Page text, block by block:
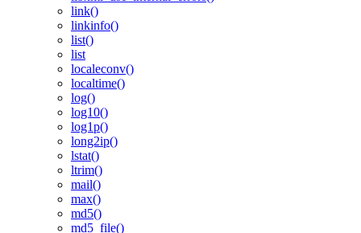
link()
linkinfo()
list()
list
localeconv()
localtime()
log()
log10()
log1p()
long2ip()
lstat()
ltrim()
mail()
max()
md5()
md5_file()